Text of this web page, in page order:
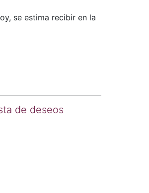
se estima recibir en la
de deseos